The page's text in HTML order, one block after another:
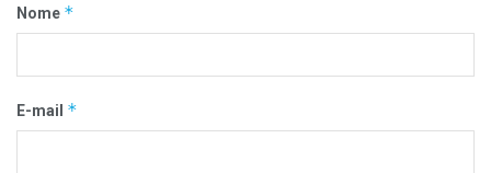
Nome *
E-mail *